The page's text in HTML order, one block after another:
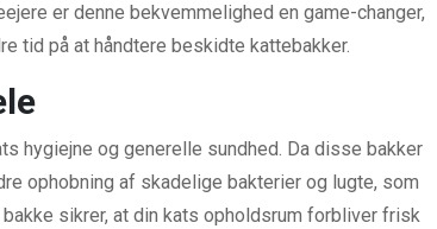
er denne bekvemmelighed en game-changer,
tid på at håndtere beskidte kattebakker.
hygiejne og generelle sundhed. Da disse bakker
ophobning af skadelige bakterier og lugte, som
sikrer, at din kats opholdsrum forbliver frisk